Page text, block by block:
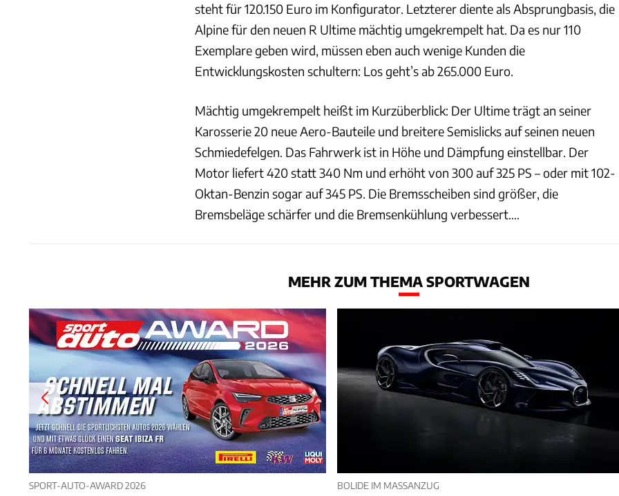
steht für 120.150 Euro im Konfigurator. Letzterer diente als Absprungbasis, die
Alpine für den neuen R Ultime mächtig umgekrempelt hat. Da es nur 110
Exemplare geben wird, müssen eben auch wenige Kunden die
Entwicklungskosten schultern: Los geht’s ab 265.000 Euro.
Mächtig umgekrempelt heißt im Kurzüberblick: Der Ultime trägt an seiner
Karosserie 20 neue Aero-Bauteile und breitere Semislicks auf seinen neuen
Schmiedefelgen. Das Fahrwerk ist in Höhe und Dämpfung einstellbar. Der
Motor liefert 420 statt 340 Nm und erhöht von 300 auf 325 PS – oder mit 102-
Oktan-Benzin sogar auf 345 PS. Die Bremsscheiben sind größer, die
Bremsbeläge schärfer und die Bremsenkühlung verbessert....
MEHR ZUM THEMA SPORTWAGEN
SPORT-AUTO-AWARD 2026 BOLIDE IM MASSANZUG